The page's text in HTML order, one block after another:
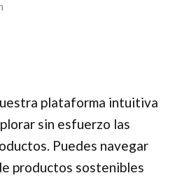
plataforma intuitiva
sin esfuerzo las
Puedes navegar
productos sostenibles